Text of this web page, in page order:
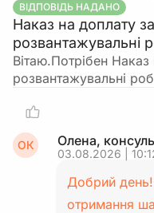
ВІДПОВІДЬ НАДАНО
Наказ на доплату
розвантажувальні
Вітаю.Потрібен
розвантажувальні
ОК Олена,
03.08.2026 |
Добрий
отримання